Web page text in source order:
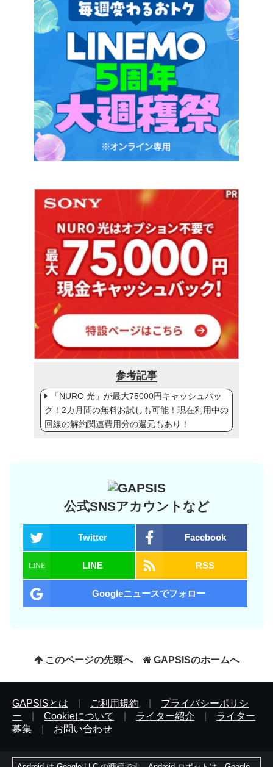
参考記事
「NURO 光」が最大75000円キャッシュバッ
ク！2カ月間の無料お試しも可能！現在利用中の
回線の解約関連費用分の還元もあり！
公式SNSアカウントなど
Twitter Facebook
LINE RSS
Googleニュースでフォロー
このページの先頭へ GAPSISのホームへ
GAPSISとは ご利用規約
プライバシーポリシ
ー
Cookieについて ライター紹介
ライター
募集
お問い合わせ